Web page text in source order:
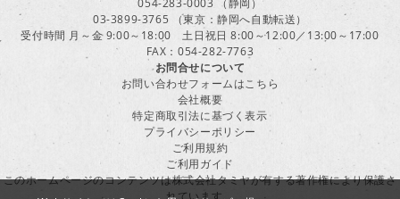
054-283-0003 （静岡）
03-3899-3765 （東京：静岡へ自動転送）
受付時間 月～金 9:00～18:00 土日祝日 8:00～12:00／13:00～17:00
FAX：054-282-7763
お問合せについて
お問い合わせフォームはこちら
会社概要
特定商取引法に基づく表示
プライバシーポリシー
ご利用規約
ご利用ガイド
このホームページのコンテンツは株式会社タミヤが有する著作権により保護さ
れています。